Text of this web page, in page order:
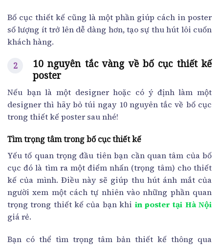
Bố cục thiết kế cũng là một phần giúp cách in poster
số lượng ít trở lên dễ dàng hơn, tạo sự thu hút lôi cuốn
khách hàng.
10 nguyên tắc vàng về bố cục thiết kế
poster
Nếu bạn là một designer hoặc có ý định làm một
designer thì hãy bỏ túi ngay 10 nguyên tắc về bố cục
trong thiết kế poster sau nhé!
Tìm trọng tâm trong bố cục thiết kế
Yếu tố quan trọng đầu tiên bạn cần quan tâm của bố
cục đó là tìm ra một điểm nhấn (trọng tâm) cho thiết
kế của mình. Điều này sẽ giúp thu hút ánh mắt của
người xem một cách tự nhiên vào những phần quan
trọng trong thiết kế của bạn khi in poster tại Hà Nội
giá rẻ.
Bạn có thể tìm trọng tâm bản thiết kế thông qua